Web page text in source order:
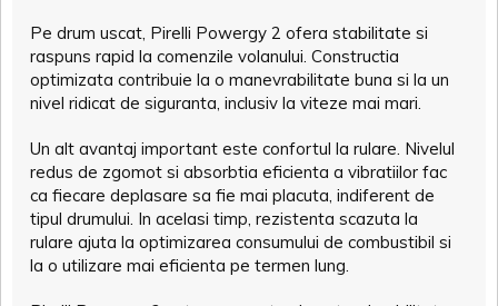
Pe drum uscat, Pirelli Powergy 2 ofera stabilitate si
raspuns rapid la comenzile volanului. Constructia
optimizata contribuie la o manevrabilitate buna si la un
nivel ridicat de siguranta, inclusiv la viteze mai mari.
Un alt avantaj important este confortul la rulare. Nivelul
redus de zgomot si absorbtia eficienta a vibratiilor fac
ca fiecare deplasare sa fie mai placuta, indiferent de
tipul drumului. In acelasi timp, rezistenta scazuta la
rulare ajuta la optimizarea consumului de combustibil si
la o utilizare mai eficienta pe termen lung.